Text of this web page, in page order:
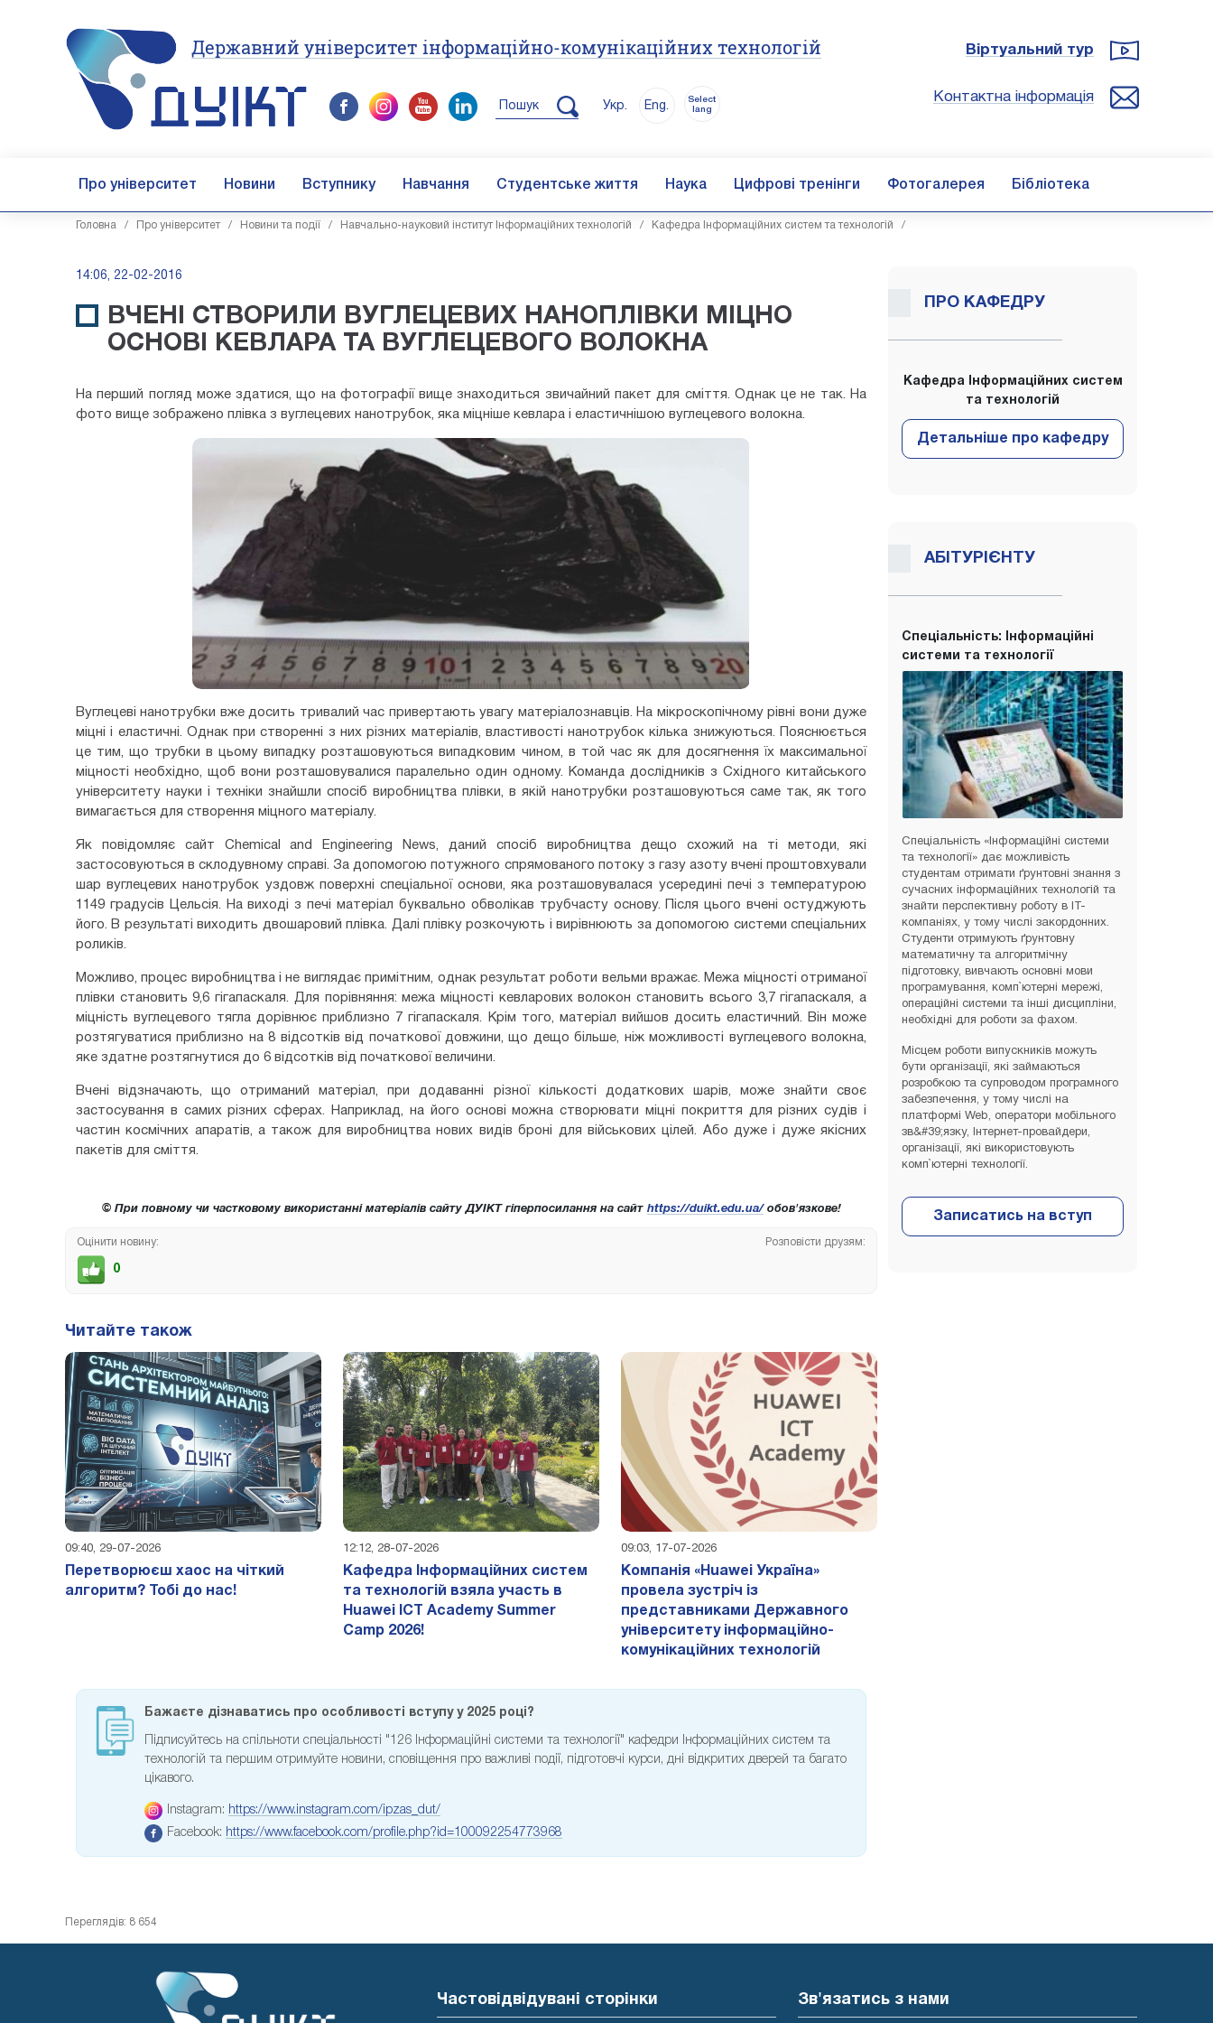
Державний університет інформаційно-комунікаційних технологій
Пошук Укр. Eng.
Select
lang
Віртуальний тур
Контактна інформація
Про університет Новини Вступнику Навчання Студентське життя Наука Цифрові тренінги Фотогалерея Бібліотека
Головна / Про університет/ Новини та події / Навчально-науковий інститут Інформаційних технологій / Кафедра Інформаційних систем та технологій /
14:06, 22-02-2016
ВЧЕНІ СТВОРИЛИ ВУГЛЕЦЕВИХ НАНОПЛІВКИ МІЦНО
ОСНОВІ КЕВЛАРА ТА ВУГЛЕЦЕВОГО ВОЛОКНА
На перший погляд може здатися, що на фотографії вище знаходиться звичайний пакет для сміття. Однак це не так. На
фото вище зображено плівка з вуглецевих нанотрубок, яка міцніше кевлара і еластичнішою вуглецевого волокна.
Вуглецеві нанотрубки вже досить тривалий час привертають увагу матеріалознавців. На мікроскопічному рівні вони дуже
міцні і еластичні. Однак при створенні з них різних матеріалів, властивості нанотрубок кілька знижуються. Пояснюється
це тим, що трубки в цьому випадку розташовуються випадковим чином, в той час як для досягнення їх максимальної
міцності необхідно, щоб вони розташовувалися паралельно один одному. Команда дослідників з Східного китайського
університету науки і техніки знайшли спосіб виробництва плівки, в якій нанотрубки розташовуються саме так, як того
вимагається для створення міцного матеріалу.
Як повідомляє сайт Chemical and Engineering News, даний спосіб виробництва дещо схожий на ті методи, які
застосовуються в склодувному справі. За допомогою потужного спрямованого потоку з газу азоту вчені проштовхували
шар вуглецевих нанотрубок уздовж поверхні спеціальної основи, яка розташовувалася усередині печі з температурою
1149 градусів Цельсія. На виході з печі матеріал буквально обволікав трубчасту основу. Після цього вчені остуджують
його. В результаті виходить двошаровий плівка. Далі плівку розкочують і вирівнюють за допомогою системи спеціальних
роликів.
Можливо, процес виробництва і не виглядає примітним, однак результат роботи вельми вражає. Межа міцності отриманої
плівки становить 9,6 гігапаскаля. Для порівняння: межа міцності кевларових волокон становить всього 3,7 гігапаскаля, а
міцність вуглецевого тягла дорівнює приблизно 7 гігапаскаля. Крім того, матеріал вийшов досить еластичний. Він може
розтягуватися приблизно на 8 відсотків від початкової довжини, що дещо більше, ніж можливості вуглецевого волокна,
яке здатне розтягнутися до 6 відсотків від початкової величини.
Вчені відзначають, що отриманий матеріал, при додаванні різної кількості додаткових шарів, може знайти своє
застосування в самих різних сферах. Наприклад, на його основі можна створювати міцні покриття для різних судів і
частин космічних апаратів, а також для виробництва нових видів броні для військових цілей. Або дуже і дуже якісних
пакетів для сміття.
© При повному чи частковому використанні матеріалів сайту ДУІКТ гіперпосилання на сайт https://duikt.edu.ua/обов'язкове!
Оцінити новину:
0
Розповісти друзям:
Читайте також
09:40, 29-07-2026
Перетворюєш хаос на чіткий
алгоритм? Тобі до нас!
12:12, 28-07-2026
Кафедра Інформаційних систем
та технологій взяла участь в
Huawei ICT Academy Summer
Camp 2026!
09:03, 17-07-2026
Компанія «Huawei Україна»
провела зустріч із
представниками Державного
університету інформаційно-
комунікаційних технологій
Бажаєте дізнаватись про особливості вступу у 2025 році?
Підписуйтесь на спільноти спеціальності "126 Інформаційні системи та технології" кафедри Інформаційних систем та
технологій та першим отримуйте новини, сповіщення про важливі події, підготовчі курси, дні відкритих дверей та багато
цікавого.
Instagram: https://www.instagram.com/ipzas_dut/
Facebook: https://www.facebook.com/profile.php?id=100092254773968
ПРО КАФЕДРУ
Кафедра Інформаційних систем
та технологій
АБІТУРІЄНТУ
Спеціальність: Інформаційні
системи та технології
Спеціальність «Інформаційні системи
та технології» дає можливість
студентам отримати ґрунтовні знання з
сучасних інформаційних технологій та
знайти перспективну роботу в ІТ-
компаніях, у тому числі закордонних.
Студенти отримують ґрунтовну
математичну та алгоритмічну
підготовку, вивчають основні мови
програмування, комп`ютерні мережі,
операційні системи та інші дисципліни,
необхідні для роботи за фахом.
Місцем роботи випускників можуть
бути організації, які займаються
розробкою та супроводом програмного
забезпечення, у тому числі на
платформі Web, оператори мобільного
зв&#39;язку, Інтернет-провайдери,
організації, які використовують
комп`ютерні технології.
Переглядів: 8 654
Частовідвідувані сторінки Зв'язатись з нами